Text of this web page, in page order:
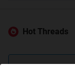
Hot Threads